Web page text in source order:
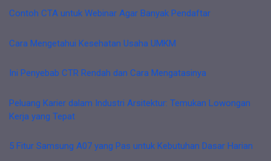
Contoh CTA untuk Webinar Agar Banyak Pendaftar
Cara Mengetahui Kesehatan Usaha UMKM
Ini Penyebab CTR Rendah dan Cara Mengatasinya
Peluang Karier dalam Industri Arsitektur: Temukan Lowongan
Kerja yang Tepat
5 Fitur Samsung A07 yang Pas untuk Kebutuhan Dasar Harian